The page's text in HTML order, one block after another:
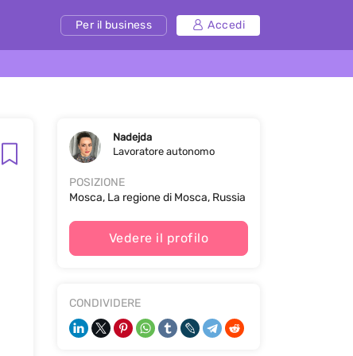
Per il business Accedi
Nadejda
Lavoratore autonomo
POSIZIONE
Mosca, La regione di Mosca, Russia
Vedere il profilo
CONDIVIDERE